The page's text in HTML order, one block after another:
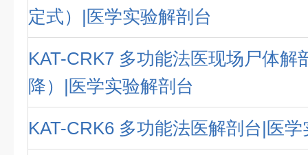
定式）|医学实验解剖台
KAT-CRK7 多功能法医现场尸体解
降）|医学实验解剖台
KAT-CRK6 多功能法医解剖台|医